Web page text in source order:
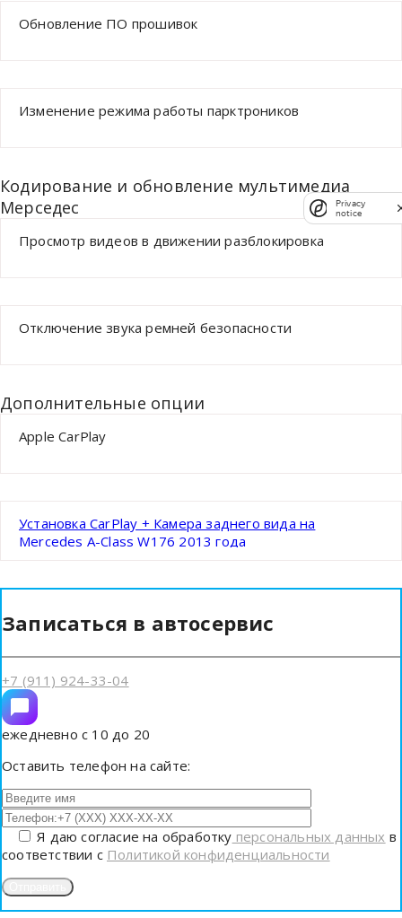
Обновление ПО прошивок
Изменение режима работы парктроников
Кодирование и обновление мультимедиа
Мерседес
Просмотр видеов в движении разблокировка
Отключение звука ремней безопасности
Дополнительные опции
Apple CarPlay
Установка CarPlay + Камера заднего вида на
Mercedes A-Class W176 2013 года
Записаться в автосервис
+7 (911) 924-33-04
ежедневно с 10 до 20
Оставить телефон на сайте:
Я даю согласие на обработку персональных данных в
соответствии с Политикой конфиденциальности
Privacy
notice